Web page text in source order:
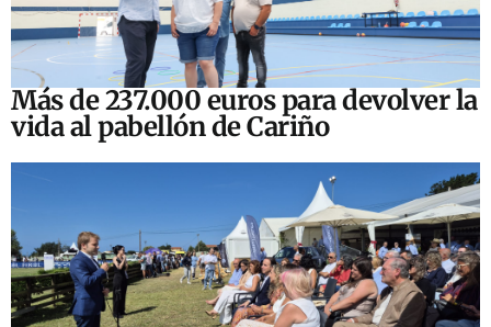
Más de 237.000 euros para devolver la
vida al pabellón de Cariño